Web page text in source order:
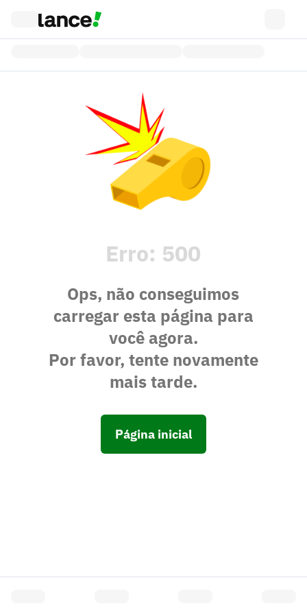
Erro: 500
Ops, não conseguimos
carregar esta página para
você agora.
Por favor, tente novamente
mais tarde.
Página inicial